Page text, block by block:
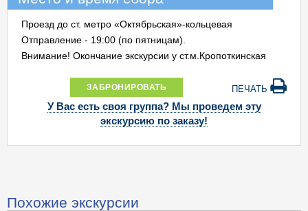
Проезд до ст. метро «Октябрьская»-кольцевая
Отправление - 19:00 (по пятницам).
Внимание! Окончание экскурсии у ст.м.Кропоткинская
ЗАБРОНИРОВАТЬ ПЕЧАТЬ
У Вас есть своя группа? Мы проведем эту
экскурсию по заказу!
Похожие экскурсии